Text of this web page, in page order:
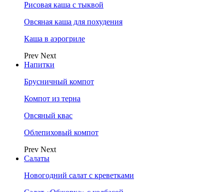
Рисовая каша с тыквой
Овсяная каша для похудения
Каша в аэрогриле
Prev Next
Напитки
Брусничный компот
Компот из терна
Овсяный квас
Облепиховый компот
Prev Next
Салаты
Новогодний салат с креветками